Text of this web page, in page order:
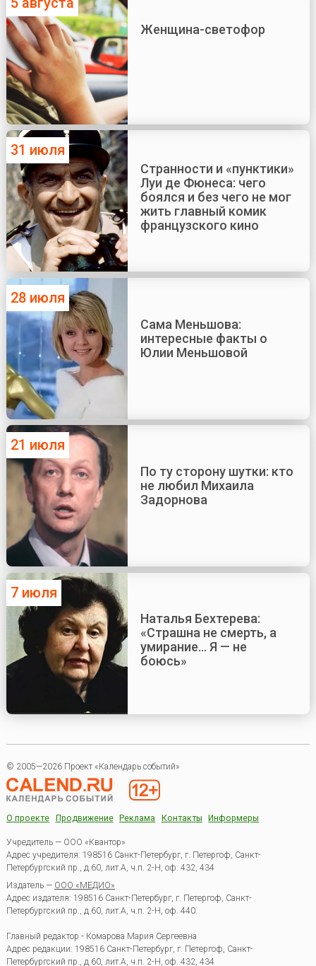
Женщина-светофор
31 июля
Странности и «пунктики»
Луи де Фюнеса: чего
боялся и без чего не мог
жить главный комик
французского кино
28 июля
Сама Меньшова:
интересные факты о
Юлии Меньшовой
21 июля
По ту сторону шутки: кто
не любил Михаила
Задорнова
7 июля
Наталья Бехтерева:
«Страшна не смерть, а
умирание... Я — не
боюсь»
© 2005—2026 Проект «Календарь событий»
О проекте Продвижение Реклама Контакты Информеры
Учредитель — ООО «Квантор»
Адрес учредителя: 198516 Санкт-Петербург, г. Петергоф, Санкт-
Петербургский пр., д.60, лит.А, ч.п. 2-Н, оф. 432, 434
Издатель — ООО «МЕДИО»
Адрес издателя: 198516 Санкт-Петербург, г. Петергоф, Санкт-
Петербургский пр., д.60, лит.А, ч.п. 2-Н, оф. 440
Главный редактор - Комарова Мария Сергеевна
Адрес редакции: 198516 Санкт-Петербург, г. Петергоф, Санкт-
Петербургский пр., д.60, лит.А, ч.п. 2-Н, оф. 432, 434